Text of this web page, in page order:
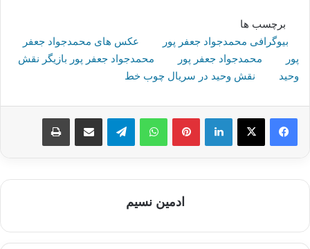
برچسب ها
بیوگرافی محمدجواد جعفر پور
عکس های محمدجواد جعفر
پور
محمدجواد جعفر پور
محمدجواد جعفر پور بازیگر نقش
وحید
نقش وحید در سریال چوب خط
لینکدین پینترستواتس آپ تلگرام اشتراک گذاری از طریق ایمیل چاپ
ادمین نسیم